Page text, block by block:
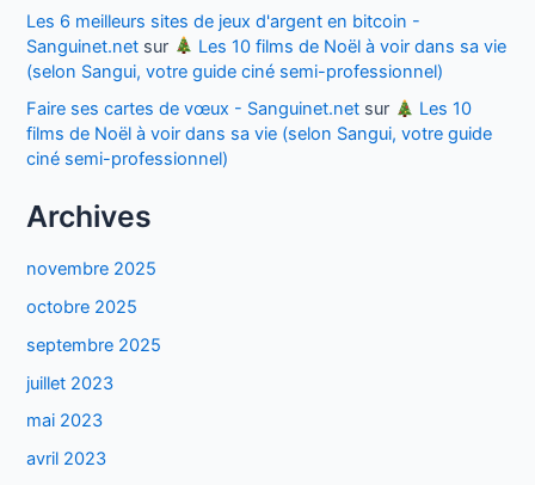
Les 6 meilleurs sites de jeux d'argent en bitcoin -
Sanguinet.net sur
Les 10 films de Noël à voir dans sa vie
(selon Sangui, votre guide ciné semi-professionnel)
Faire ses cartes de vœux - Sanguinet.net sur
Les 10
films de Noël à voir dans sa vie (selon Sangui, votre guide
ciné semi-professionnel)
Archives
novembre 2025
octobre 2025
septembre 2025
juillet 2023
mai 2023
avril 2023